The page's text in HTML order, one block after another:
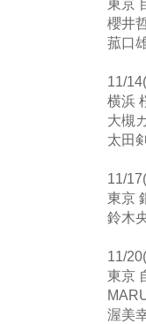
東京
櫻井
菰口
11/
横浜
大槻
太田
11/
東京
鈴木
11/
東京
渥美